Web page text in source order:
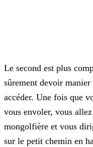
Le second est plus
sûrement devoir
accéder. Une fois que
vous envoler, vous
mongolfière et vous
sur le petit chemin en